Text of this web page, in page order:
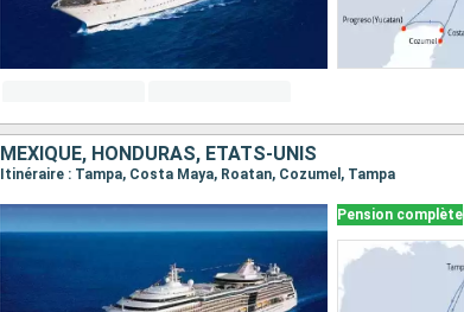
MEXIQUE, HONDURAS, ÉTATS-UNIS
Itinéraire : Tampa, Costa Maya, Roatan, Cozumel, Tampa
Pension complète